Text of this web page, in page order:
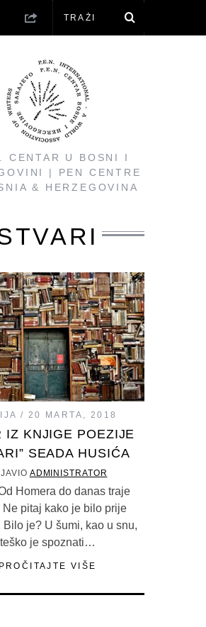
CENTAR U BOSNI I
| PEN CENTRE
& HERZEGOVINA
20 MARTA, 2018
IZ KNJIGE POEZIJE
SEADA HUSIĆA
ADMINISTRATOR
Homera do danas traje
Ne pitaj kako je bilo prije
Bilo je? U šumi, kao u snu,
teško je spoznati…
PROČITAJTE VIŠE